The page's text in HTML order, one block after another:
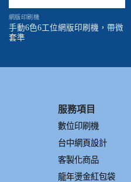
網版印刷機
手動6色6工位網版印刷機，帶微
套準
服務項目
數位印刷機
台中網頁設計
客製化商品
龍年燙金紅包袋